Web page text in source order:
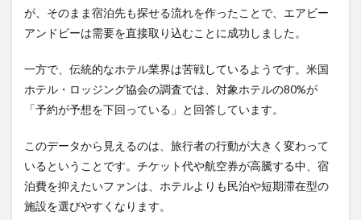
が、そのまま宿泊先も探せる流れを作ったことで、エアビー
アンドビーは需要を直接取り込むことに成功しました。
一方で、伝統的なホテル業界は苦戦しているようです。米国
ホテル・ロッジング協会の調査では、対象ホテルの80%が
「予約が予想を下回っている」と回答しています。
このデータから見えるのは、旅行者の行動が大きく変わって
いるということです。チケット代や航空券が高騰する中、宿
泊費を抑えたいファンは、ホテルよりも民泊や短期滞在型の
施設を選びやすくなります。